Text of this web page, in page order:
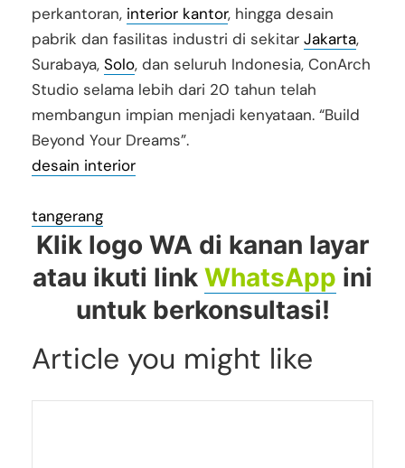
perkantoran, interior kantor, hingga desain
pabrik dan fasilitas industri di sekitar Jakarta,
Surabaya, Solo, dan seluruh Indonesia, ConArch
Studio selama lebih dari 20 tahun telah
membangun impian menjadi kenyataan. “Build
Beyond Your Dreams”.
desain interior
tangerang
Klik logo WA di kanan layar
atau ikuti link WhatsApp ini
untuk berkonsultasi!
Article you might like